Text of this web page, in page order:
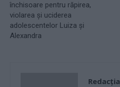
închisoare pentru răpirea,
violarea și uciderea
adolescentelor Luiza și
Alexandra
Redacţia